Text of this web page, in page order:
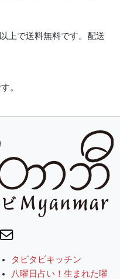
上で送料無料です。配送
。
Mail
タビタビキッチン
八曜日占い！生まれた曜